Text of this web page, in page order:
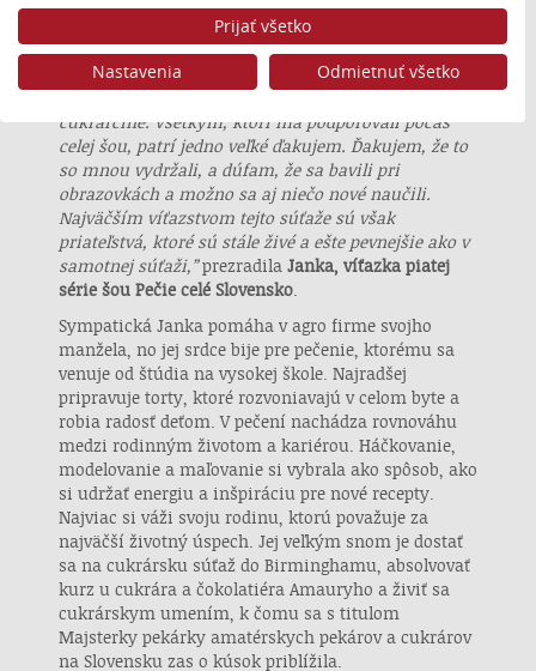
Váš súhlas a zásady používania cookie sa vzťahujú výlučne na túto
Zobraziť zoznam partnerov (1 predajcovia IAB)
Vaše údaje používame na nasledujúce účely:
Účely spracovania IAB:
Uchovávanie alebo prístup k informáciám na
zariadení
Použiť obmedzené údaje na výber reklamy
Vytvoriť profily pre personalizovanú reklamu
Použiť profily na výber personalizovanej
reklamy
Vytvoriť profily na prispôsobenie obsahu
Použiť profily na výber prispôsobeného
obsahu
Meranie výkonnosti reklamy
Meranie výkonnosti obsahu
Pochopiť cieľové skupiny na základe štatistík
alebo spájania údajov z rôznych zdrojov
Prijať všetko
Nastavenia Odmietnuť všetko
na plný úväzok a zároveň pomáhala v manželovej
firme, ktorá sa venuje agro sektoru. Po získaní tohto
titulu by som chcela pokračovať v ceste, ktorou šli aj
minuloroční víťazi, smerom k profesionálnej
cukrárčine.Všetkým, ktorí ma podporovali počas
celej šou, patrí jedno veľké ďakujem. Ďakujem, že to
so mnou vydržali, a dúfam, že sa bavili pri
obrazovkách a možno sa aj niečo nové naučili.
Najväčším víťazstvom tejto súťaže sú však
priateľstvá, ktoré sú stále živé a ešte pevnejšie ako v
samotnej súťaži,”prezradila Janka, víťazka piatej
série šou Pečie celé Slovensko.
Sympatická Janka pomáha v agro firme svojho
manžela, no jej srdce bije pre pečenie, ktorému sa
venuje od štúdia na vysokej škole. Najradšej
pripravuje torty, ktoré rozvoniavajú v celom byte a
robia radosť deťom. V pečení nachádza rovnováhu
medzi rodinným životom a kariérou. Háčkovanie,
modelovanie a maľovanie si vybrala ako spôsob, ako
si udržať energiu a inšpiráciu pre nové recepty.
Najviac si váži svoju rodinu, ktorú považuje za
najväčší životný úspech. Jej veľkým snom je dostať
sa na cukrársku súťaž do Birminghamu, absolvovať
kurz u cukrára a čokolatiéra Amauryho a živiť sa
cukrárskym umením, k čomu sa s titulom
Majsterky pekárky amatérskych pekárov a cukrárov
na Slovensku zas o kúsok priblížila.